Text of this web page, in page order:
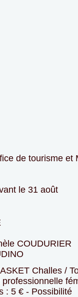
de tourisme et
le 31 août
COUDURIER
Challes /
: 5 € - Possibilité